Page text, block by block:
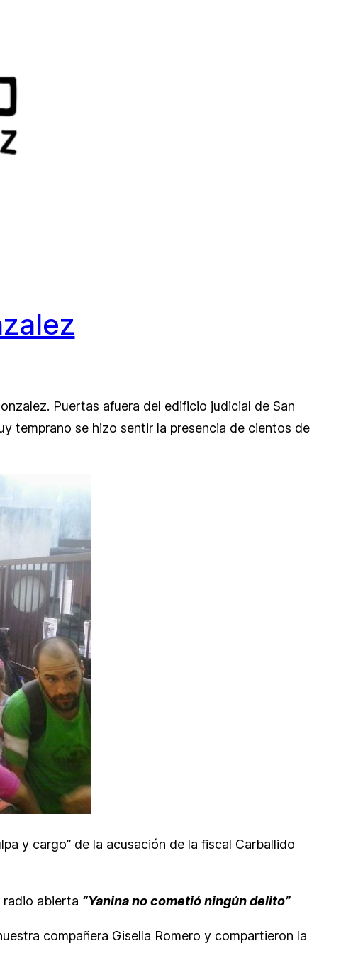
Puertas afuera del edificio judicial de San
temprano se hizo sentir la presencia de cientos de
y cargo” de la acusación de la fiscal Carballido
radio abierta “Yanina no cometió ningún delito”
compañera Gisella Romero y compartieron la